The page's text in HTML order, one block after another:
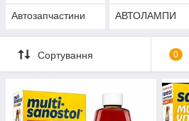
Автозапчастини АВТОЛАМПИ
Сортування 0